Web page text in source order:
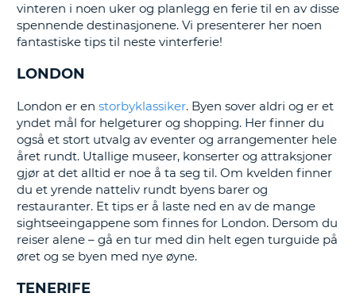
vinteren i noen uker og planlegg en ferie til en av disse
spennende destinasjonene. Vi presenterer her noen
fantastiske tips til neste vinterferie!
LONDON
London er en storbyklassiker. Byen sover aldri og er et
yndet mål for helgeturer og shopping. Her finner du
også et stort utvalg av eventer og arrangementer hele
året rundt. Utallige museer, konserter og attraksjoner
gjør at det alltid er noe å ta seg til. Om kvelden finner
du et yrende natteliv rundt byens barer og
restauranter. Et tips er å laste ned en av de mange
sightseeingappene som finnes for London. Dersom du
reiser alene – gå en tur med din helt egen turguide på
øret og se byen med nye øyne.
TENERIFE